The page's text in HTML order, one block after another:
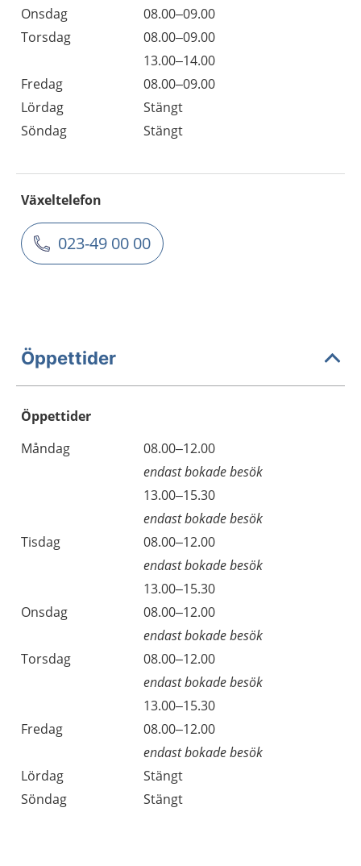
Onsdag
08.00–09.00
Torsdag
08.00–09.00
13.00–14.00
Fredag
08.00–09.00
Lördag
Stängt
Söndag
Stängt
Växeltelefon
023-49 00 00
Öppettider
Öppettider
Dag
Öppettider
Kommentarer
Måndag
08.00–12.00
endast bokade besök
13.00–15.30
endast bokade besök
Tisdag
08.00–12.00
endast bokade besök
13.00–15.30
Onsdag
08.00–12.00
endast bokade besök
Torsdag
08.00–12.00
endast bokade besök
13.00–15.30
Fredag
08.00–12.00
endast bokade besök
Lördag
Stängt
Söndag
Stängt